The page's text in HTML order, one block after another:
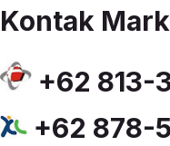
Kontak
+62 813-
+62 878-